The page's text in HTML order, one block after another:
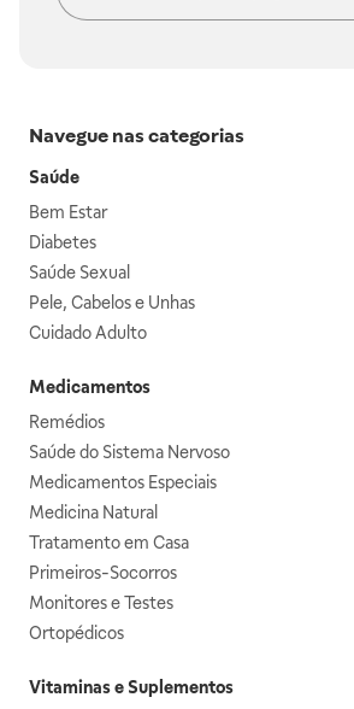
Navegue nas categorias
Saúde
Bem Estar
Diabetes
Saúde Sexual
Pele, Cabelos e Unhas
Cuidado Adulto
Medicamentos
Remédios
Saúde do Sistema Nervoso
Medicamentos Especiais
Medicina Natural
Tratamento em Casa
Primeiros-Socorros
Monitores e Testes
Ortopédicos
Vitaminas e Suplementos